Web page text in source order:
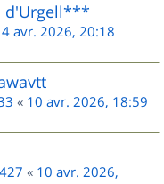
d'Urgell***
avr. 2026, 20:18
« 10 avr. 2026, 18:59
« 10 avr. 2026,